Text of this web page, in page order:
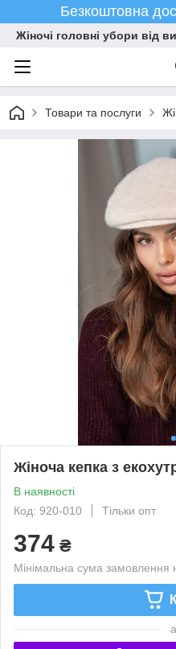
Безкоштовна
Жіночі головні убори від
Товари та послуги
Жіноча кепка з
В наявності
Код: 920-010
Тільки опт
374 ₴
Мінімальна сума замовлення